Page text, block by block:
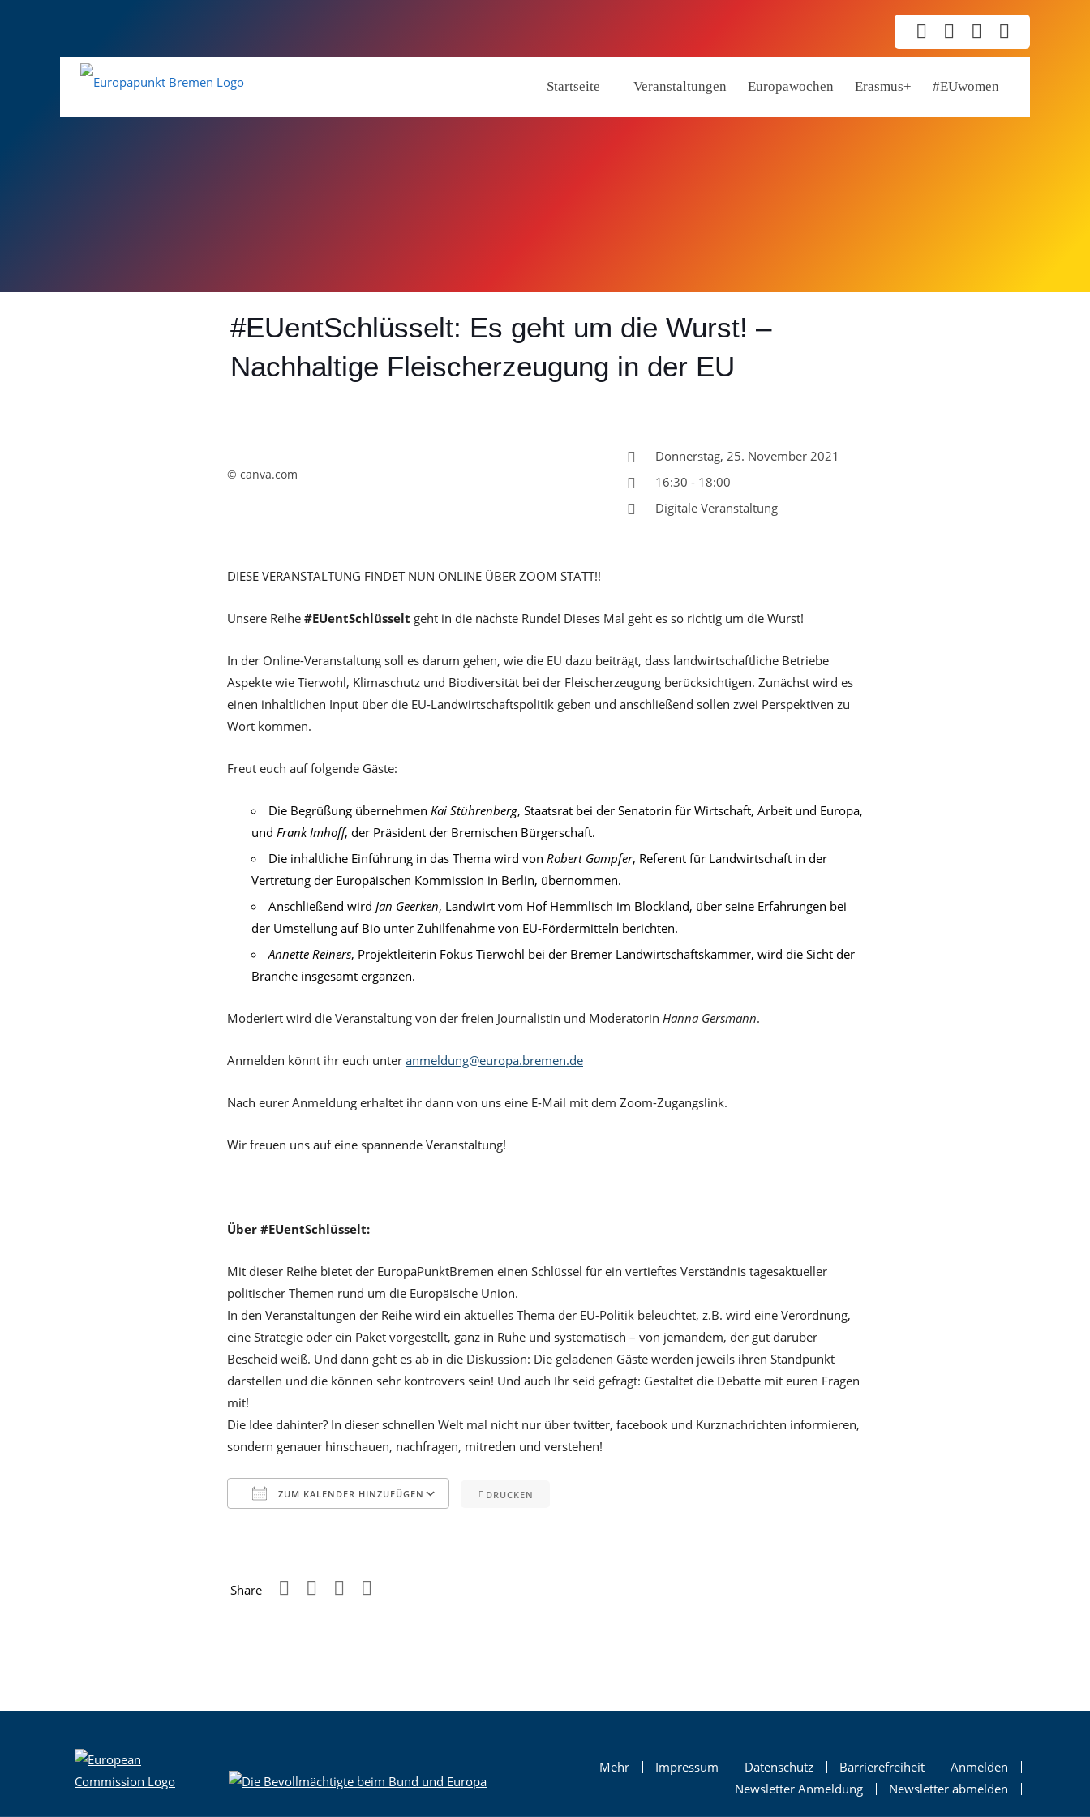
Startseite Veranstaltungen Europawochen Erasmus+ #EUwomen
#EUentSchlüsselt: Es geht um die Wurst! –
Nachhaltige Fleischerzeugung in der EU
© canva.com
Donnerstag, 25. November 2021
16:30 - 18:00
Digitale Veranstaltung
DIESE VERANSTALTUNG FINDET NUN ONLINE ÜBER ZOOM STATT!!
Unsere Reihe #EUentSchlüsselt geht in die nächste Runde! Dieses Mal geht es so richtig um die Wurst!
In der Online-Veranstaltung soll es darum gehen, wie die EU dazu beiträgt, dass landwirtschaftliche Betriebe
Aspekte wie Tierwohl, Klimaschutz und Biodiversität bei der Fleischerzeugung berücksichtigen. Zunächst wird es
einen inhaltlichen Input über die EU-Landwirtschaftspolitik geben und anschließend sollen zwei Perspektiven zu
Wort kommen.
Freut euch auf folgende Gäste:
Die Begrüßung übernehmen Kai Stührenberg, Staatsrat bei der Senatorin für Wirtschaft, Arbeit und Europa,
und Frank Imhoff, der Präsident der Bremischen Bürgerschaft.
Die inhaltliche Einführung in das Thema wird von Robert Gampfer, Referent für Landwirtschaft in der
Vertretung der Europäischen Kommission in Berlin, übernommen.
Anschließend wird Jan Geerken, Landwirt vom Hof Hemmlisch im Blockland, über seine Erfahrungen bei
der Umstellung auf Bio unter Zuhilfenahme von EU-Fördermitteln berichten.
Annette Reiners, Projektleiterin Fokus Tierwohl bei der Bremer Landwirtschaftskammer, wird die Sicht der
Branche insgesamt ergänzen.
Moderiert wird die Veranstaltung von der freien Journalistin und Moderatorin Hanna Gersmann.
Anmelden könnt ihr euch unter anmeldung@europa.bremen.de
Nach eurer Anmeldung erhaltet ihr dann von uns eine E-Mail mit dem Zoom-Zugangslink.
Wir freuen uns auf eine spannende Veranstaltung!
Über #EUentSchlüsselt:
Mit dieser Reihe bietet der EuropaPunktBremen einen Schlüssel für ein vertieftes Verständnis tagesaktueller
politischer Themen rund um die Europäische Union.
In den Veranstaltungen der Reihe wird ein aktuelles Thema der EU-Politik beleuchtet, z.B. wird eine Verordnung,
eine Strategie oder ein Paket vorgestellt, ganz in Ruhe und systematisch – von jemandem, der gut darüber
Bescheid weiß. Und dann geht es ab in die Diskussion: Die geladenen Gäste werden jeweils ihren Standpunkt
darstellen und die können sehr kontrovers sein! Und auch Ihr seid gefragt: Gestaltet die Debatte mit euren Fragen
mit!
Die Idee dahinter? In dieser schnellen Welt mal nicht nur über twitter, facebook und Kurznachrichten informieren,
sondern genauer hinschauen, nachfragen, mitreden und verstehen!
ZUM KALENDER HINZUFÜGEN DRUCKEN
Share
Mehr Impressum Datenschutz Barrierefreiheit
Anmelden
Newsletter Anmeldung
Newsletter abmelden